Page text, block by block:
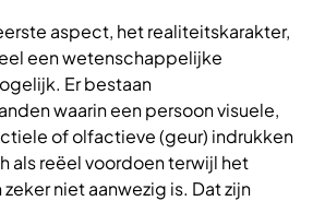
aspect, het realiteitskarakter,
een wetenschappelijke
Er bestaan
waarin een persoon visuele,
of olfactieve (geur) indrukken
als reëel voordoen terwijl het
niet aanwezig is. Dat zijn